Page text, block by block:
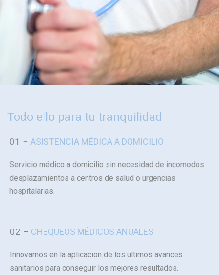
Todo ello para tu tranquilidad
01 − ASISTENCIA MÉDICA A DOMICILIO
Servicio médico a domicilio sin necesidad de incomodos
desplazamientos a centros de salud o urgencias
hospitalarias.
02 − CHEQUEOS MÉDICOS ANUALES
Innovamos en la aplicación de los últimos avances
sanitarios para conseguir los mejores resultados.